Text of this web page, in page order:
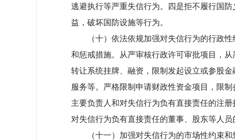
逃避执行等严重失信行为。四是拒不履行国
益，破坏国防设施等行为。
（十）依法依规加强对失信行为的行政性
和惩戒措施。从严审核行政许可审批项目，
转让系统挂牌、融资，限制发起设立或参股
服务等。严格限制申请财政性资金项目，限
主要负责人和对失信行为负有直接责任的注
对失信行为负有直接责任的董事、股东等人员
（十一）加强对失信行为的市场性约束和